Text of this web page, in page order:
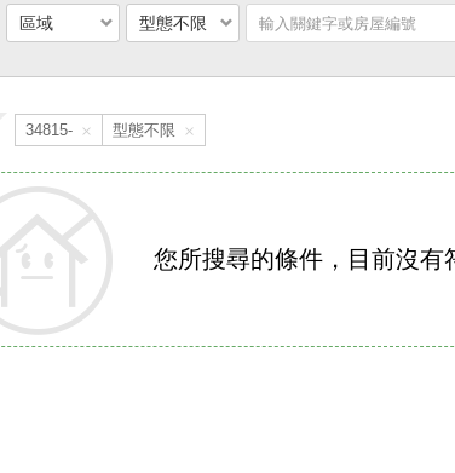
區域 型態不限
34815- × 型態不限 ×
您所搜尋的條件，目前沒有
點我下載 好房網買屋App